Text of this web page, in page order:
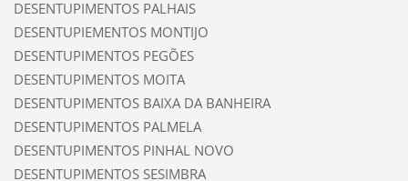
DESENTUPIMENTOS PALHAIS
DESENTUPIEMENTOS MONTIJO
DESENTUPIMENTOS PEGÕES
DESENTUPIMENTOS MOITA
DESENTUPIMENTOS BAIXA DA BANHEIRA
DESENTUPIMENTOS PALMELA
DESENTUPIMENTOS PINHAL NOVO
DESENTUPIMENTOS SESIMBRA